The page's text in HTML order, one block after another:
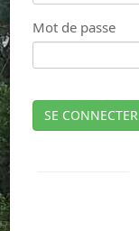
Mot de passe
SE CONNECTER